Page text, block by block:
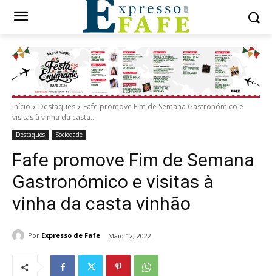
Início Destaques
Fafe promove Fim de Semana Gastronómico e
visitas à vinha da casta...
Destaques Sociedade
Fafe promove Fim de Semana
Gastronómico e visitas à
vinha da casta vinhão
Por Expresso de Fafe Maio 12, 2022